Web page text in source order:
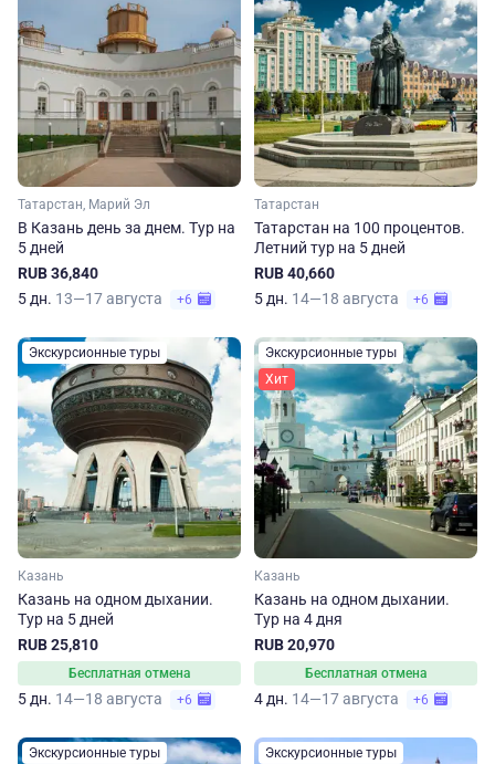
Татарстан, Марий Эл
В Казань день за днем. Тур на
5 дней
RUB 36,840
5 дн. 13—17 августа +6
Татарстан
Татарстан на 100 процентов.
Летний тур на 5 дней
RUB 40,660
5 дн. 14—18 августа +6
Экскурсионные туры
Казань
Казань на одном дыхании.
Тур на 5 дней
RUB 25,810
Бесплатная отмена
5 дн. 14—18 августа +6
Экскурсионные туры
Хит
Казань
Казань на одном дыхании.
Тур на 4 дня
RUB 20,970
Бесплатная отмена
4 дн. 14—17 августа +6
Экскурсионные туры Экскурсионные туры